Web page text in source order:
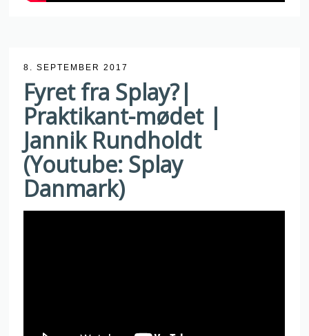
8. SEPTEMBER 2017
Fyret fra Splay?|
Praktikant-mødet |
Jannik Rundholdt
(Youtube: Splay
Danmark)